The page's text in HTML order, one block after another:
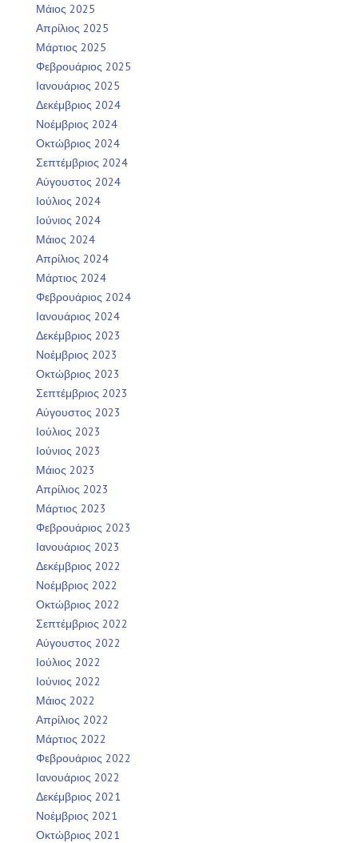
Μάιος 2025
Απρίλιος 2025
Μάρτιος 2025
Φεβρουάριος 2025
Ιανουάριος 2025
Δεκέμβριος 2024
Νοέμβριος 2024
Οκτώβριος 2024
Σεπτέμβριος 2024
Αύγουστος 2024
Ιούλιος 2024
Ιούνιος 2024
Μάιος 2024
Απρίλιος 2024
Μάρτιος 2024
Φεβρουάριος 2024
Ιανουάριος 2024
Δεκέμβριος 2023
Νοέμβριος 2023
Οκτώβριος 2023
Σεπτέμβριος 2023
Αύγουστος 2023
Ιούλιος 2023
Ιούνιος 2023
Μάιος 2023
Απρίλιος 2023
Μάρτιος 2023
Φεβρουάριος 2023
Ιανουάριος 2023
Δεκέμβριος 2022
Νοέμβριος 2022
Οκτώβριος 2022
Σεπτέμβριος 2022
Αύγουστος 2022
Ιούλιος 2022
Ιούνιος 2022
Μάιος 2022
Απρίλιος 2022
Μάρτιος 2022
Φεβρουάριος 2022
Ιανουάριος 2022
Δεκέμβριος 2021
Νοέμβριος 2021
Οκτώβριος 2021